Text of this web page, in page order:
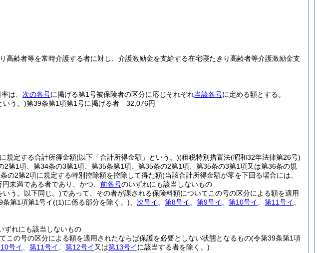
高齢者等を常時介護する者に対し、介護激励金を支給する在宅寝たきり高齢者等介護激励金支
は、 次の各号に掲げる第1号被保険者の区分に応じそれぞれ当該各号に定める額とする。
いう。)第39条第1項第1号に掲げる者 32,076円
規定する合計所得金額(以下「合計所得金額」という。)(租税特別措置法(昭和32年法律第26号)
第1項、第34条の3第1項、第35条第1項、第35条の2第1項、第35条の3第1項又は第36条の規
の2第2項に規定する特別控除額を控除して得た額(当該合計所得金額が零を下回る場合には、
未満である者であり、かつ、 前各号のいずれにも該当しないもの
いう。以下同じ。)であって、その者が課される保険料額についてこの号の区分による額を適用
条第1項第1号イ((1)に係る部分を除く。) 次号イ 第8号イ 第9号イ 第10号イ 第11号イ
ずれにも該当しないもの
この号の区分による額を適用されたならば保護を必要としない状態となるもの(令第39条第1項
号イ 第11号イ 第12号イ 又は第13号イに該当する者を除く。)